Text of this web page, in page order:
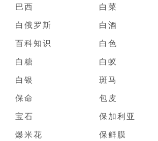
巴西
白菜
白俄罗斯
白酒
百科知识
白色
白糖
白蚁
白银
斑马
保命
包皮
宝石
保加利亚
爆米花
保鲜膜